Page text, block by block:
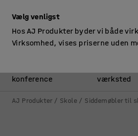
konference
værksted
AJ Produkter Skole Siddemøbler til
Vælg venligst
Hos AJ Produkter byder vi både
Virksomhed, vises priserne uden